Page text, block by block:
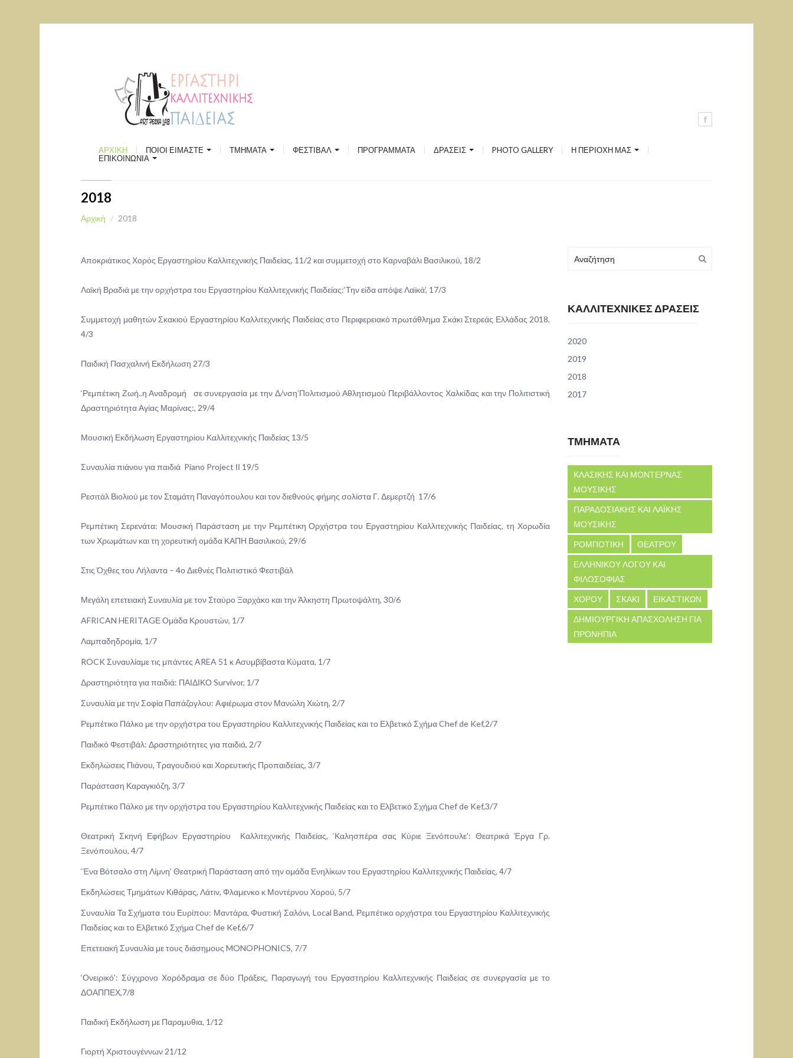
ΑΡΧΙΚΗ ΠΟΙΟΙ ΕΙΜΑΣΤΕ
ΧΩΡΟΣ ΠΟΛΙΤΙΣΜΟΥ "ΑΘΗΝΑ"
ΤΜΗΜΑΤΑ
ΕΛΛΗΝΙΚΟΥ ΛΟΓΟΥ ΚΑΙ ΦΙΛΟΣΟΦΙΑΣ
ΧΟΡΟΥ
ΣΚΑΚΙ
ΔΗΜΙΟΥΡΓΙΚΗ ΑΠΑΣΧΟΛΗΣΗ ΓΙΑ ΠΡΟΝΗΠΙΑ
ΦΕΣΤΙΒΑΛ
ΦΕΣΤΙΒΑΛ GALLERY
ΠΡΟΓΡΑΜΜΑΤΑ ΔΡΑΣΕΙΣ PHOTO GALLERY Η ΠΕΡΙΟΧΗ ΜΑΣ
ΕΠΙΚΟΙΝΩΝΙΑ
Επικοινωνία
2018
Αρχική 2018
Αποκριάτικος Χορός Εργαστηρίου Καλλιτεχνικής Παιδείας, 11/2 και συμμετοχή στο Καρναβάλι Βασιλικού, 18/2
Λαϊκή Βραδιά με την ορχήστρα του Εργαστηρίου Καλλιτεχνικής Παιδείας:‘Την είδα απόψε Λαϊκά’, 17/3
Συμμετοχή μαθητών Σκακιού Εργαστηρίου Καλλιτεχνικής Παιδείας στο Περιφερειακό πρωτάθλημα Σκάκι Στερεάς Ελλάδας 2018,
4/3
Παιδική Πασχαλινή Εκδήλωση 27/3
‘Ρεμπέτικη Ζωή..η Αναδρομή σε συνεργασία με την Δ/νση’Πολιτισμού Αθλητισμού Περιβάλλοντος Χαλκίδας και την Πολιτιστική
Δραστηριότητα Αγίας Μαρίνας:, 29/4
Μουσική Εκδήλωση Εργαστηρίου Καλλιτεχνικής Παιδείας 13/5
Συναυλία πιάνου για παιδιά Piano Project ΙΙ 19/5
Ρεσιτάλ Βιολιού με τον Σταμάτη Παναγόπουλου και τον διεθνούς φήμης σολίστα Γ. Δεμερτζή 17/6
Ρεμπέτικη Σερενάτα: Μουσική Παράσταση με την Ρεμπέτικη Ορχήστρα του Εργαστηρίου Καλλιτεχνικής Παιδείας, τη Χορωδία
των Χρωμάτων και τη χορευτική ομάδα ΚΑΠΗ Βασιλικού, 29/6
Στις Όχθες του Λήλαντα – 4ο Διεθνές Πολιτιστικό Φεστιβάλ
Μεγάλη επετειακή Συναυλία με τον Σταύρο Ξαρχάκο και την Άλκηστη Πρωτοψάλτη, 30/6
AFRICAN HERITAGΕ Ομάδα Κρουστών, 1/7
Λαμπαδηδρομία, 1/7
ROCK Συναυλίαμε τις μπάντες AREA 51 κ Ασυμβίβαστα Κύματα, 1/7
Δραστηριότητα για παιδιά: ΠΑΙΔΙΚΟ Survivor, 1/7
Συναυλία με την Σοφία Παπάζογλου: Aφιέρωμα στον Μανώλη Χιώτη, 2/7
Ρεμπέτικο Πάλκο με την ορχήστρα του Εργαστηρίου Καλλιτεχνικής Παιδείας και το Ελβετικό Σχήμα Chef de Kef,2/7
Παιδικό Φεστιβάλ: Δραστηριότητες για παιδιά, 2/7
Εκδηλώσεις Πιάνου, Τραγουδιού και Χορευτικής Προπαιδείας, 3/7
Παράσταση Καραγκιόζη, 3/7
Ρεμπέτικο Πάλκο με την ορχήστρα του Εργαστηρίου Καλλιτεχνικής Παιδείας και το Ελβετικό Σχήμα Chef de Kef,3/7
Θεατρική Σκηνή Εφήβων Εργαστηρίου Καλλιτεχνικής Παιδείας, ‘Καλησπέρα σας Κύριε Ξενόπουλε’: Θεατρικά Έργα Γρ.
Ξενόπουλου, 4/7
‘Ένα Βότσαλο στη Λίμνη’ Θεατρική Παράσταση από την ομάδα Ενηλίκων του Εργαστηρίου Καλλιτεχνικής Παιδείας, 4/7
Εκδηλώσεις Τμημάτων Κιθάρας, Λάτιν, Φλαμενκο κ Μοντέρνου Χορού, 5/7
Συναυλία Τα Σχήματα του Ευρίπου: Μαντάρα, Φυστική Σαλόνι, Local Band, Ρεμπέτικο ορχήστρα του Εργαστηρίου Καλλιτεχνικής
Παιδείας και το Ελβετικό Σχήμα Chef de Kef,6/7
Επετειακή Συναυλία με τους διάσημους MONOPHONICS, 7/7
‘Ονειρικό’: Σύγχρονο Χορόδραμα σε δύο Πράξεις, Παραγωγή του Εργαστηρίου Καλλιτεχνικής Παιδείας σε συνεργασία με το
ΔΟΑΠΠΕΧ,7/8
Παιδική Εκδήλωση με Παραμυθια, 1/12
Γιορτή Χριστουγέννων 21/12
ΚΑΛΛΙΤΕΧΝΙΚΕΣ ΔΡΑΣΕΙΣ
2020
2019
2018
2017
ΤΜΗΜΑΤΑ
ΚΛΑΣΙΚΗΣ ΚΑΙ ΜΟΝΤΕΡΝΑΣ
ΜΟΥΣΙΚΗΣ
ΠΑΡΑΔΟΣΙΑΚΗΣ ΚΑΙ ΛΑΪΚΗΣ
ΜΟΥΣΙΚΗΣ
ΡΟΜΠΟΤΙΚΗ
ΘΕΑΤΡΟΥ
ΕΛΛΗΝΙΚΟΥ ΛΟΓΟΥ ΚΑΙ
ΦΙΛΟΣΟΦΙΑΣ
ΧΟΡΟΥ
ΣΚΑΚΙ
ΕΙΚΑΣΤΙΚΩΝ
ΔΗΜΙΟΥΡΓΙΚΗ ΑΠΑΣΧΟΛΗΣΗ ΓΙΑ
ΠΡΟΝΗΠΙΑ